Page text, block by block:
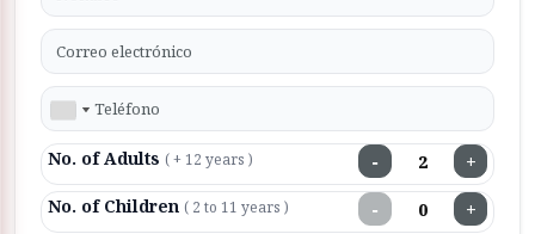
No. of Adults ( + 12 years ) − +
No. of Children ( 2 to 11 years ) − +